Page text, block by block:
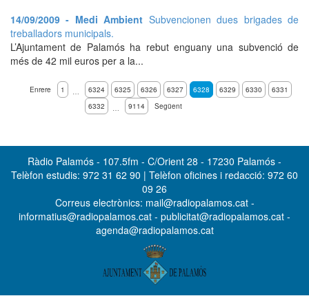
14/09/2009 - Medi Ambient Subvencionen dues brigades de
treballadors municipals.
L’Ajuntament de Palamós ha rebut enguany una subvenció de
més de 42 mil euros per a la...
Enrere 1 … 6324 6325 6326 6327 6328 6329 6330
6331
6332
… 9114 Següent
Ràdio Palamós - 107.5fm - C/Orient 28 - 17230 Palamós -
Telèfon estudis: 972 31 62 90 | Telèfon oficines i redacció: 972 60
09 26
Correus electrònics: mail@radiopalamos.cat -
informatius@radiopalamos.cat - publicitat@radiopalamos.cat -
agenda@radiopalamos.cat